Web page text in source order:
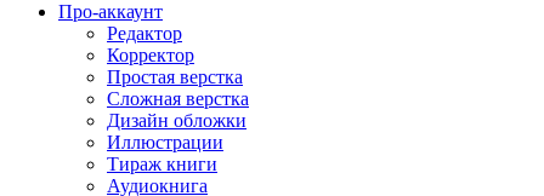
Про-аккаунт
Редактор
Корректор
Простая верстка
Сложная верстка
Дизайн обложки
Иллюстрации
Тираж книги
Аудиокнига